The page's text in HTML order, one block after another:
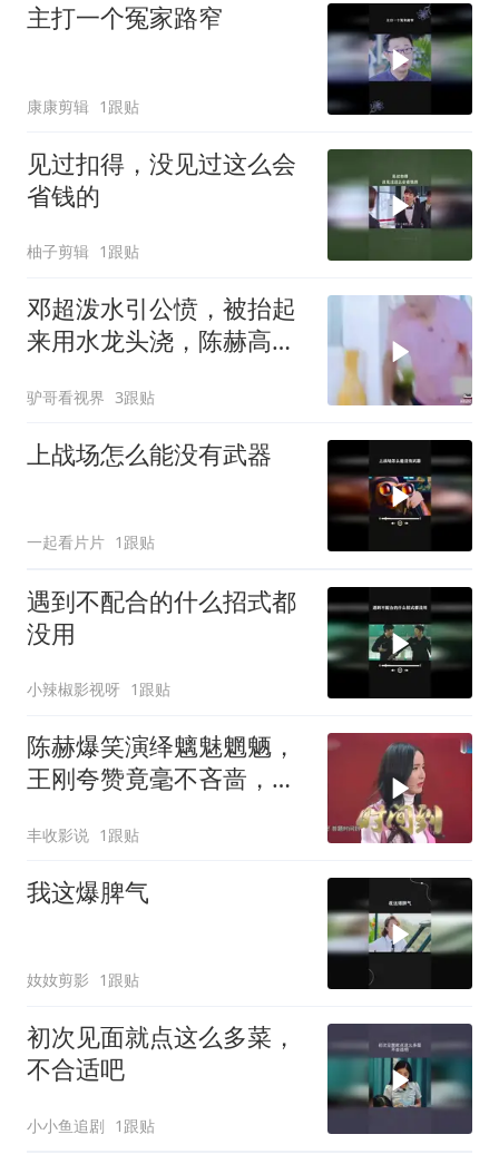
主打一个冤家路窄
康康剪辑 1跟贴
见过扣得，没见过这么会
省钱的
柚子剪辑 1跟贴
邓超泼水引公愤，被抬起
来用水龙头浇，陈赫高兴
驴哥看视界 3跟贴
上战场怎么能没有武器
一起看片片 1跟贴
遇到不配合的什么招式都
没用
小辣椒影视呀 1跟贴
陈赫爆笑演绎魑魅魍魉，
王刚夸赞竟毫不吝啬，足
丰收影说 1跟贴
我这爆脾气
奻奻剪影 1跟贴
初次见面就点这么多菜，
不合适吧
小小鱼追剧 1跟贴